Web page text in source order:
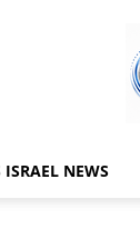
ISRAEL NEWS